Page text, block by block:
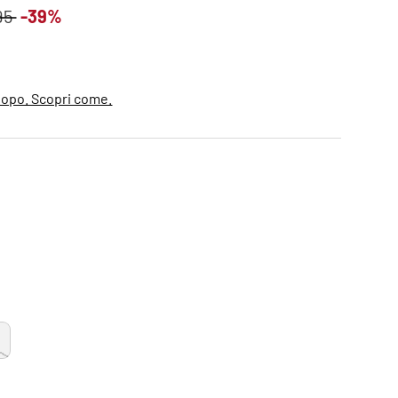
normale
-39%
Scopri come.